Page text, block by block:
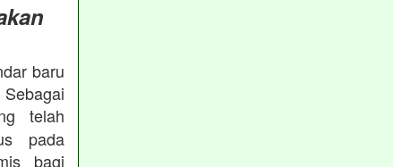
baru
telah
pada
bagi